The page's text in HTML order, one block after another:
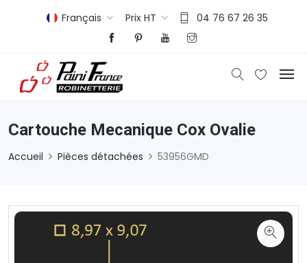
Français Prix HT 04 76 67 26 35
Cartouche Mecanique Cox Ovalie
Accueil Pièces détachées 53956GMD